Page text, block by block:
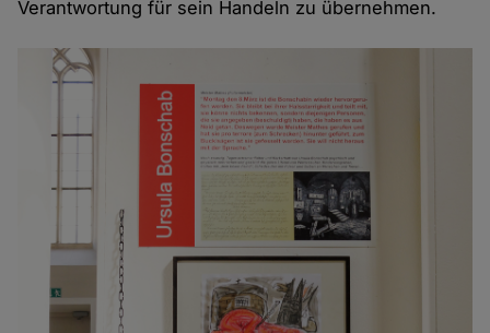
Verantwortung für sein Handeln zu übernehmen.